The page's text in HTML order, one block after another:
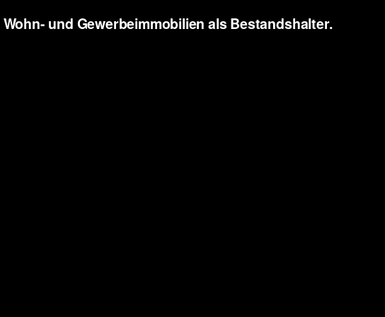
Wohn- und Gewerbeimmobilien als Bestandshalter.